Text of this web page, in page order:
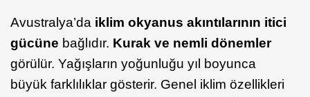
Avustralya’da iklim okyanus akıntılarının itici
gücüne bağlıdır. Kurak ve nemli dönemler
görülür. Yağışların yoğunluğu yıl boyunca
büyük farklılıklar gösterir. Genel iklim özellikleri